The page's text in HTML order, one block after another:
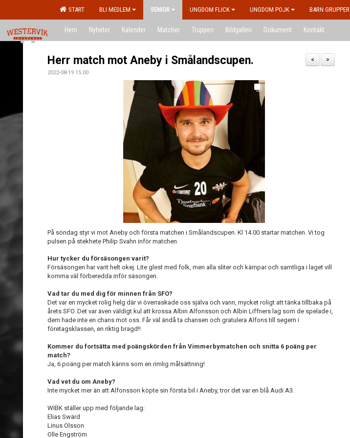
START BLI MEDLEM SENIOR UNGDOM FLICK UNGDOM POJK BARN GRUPPER
Hem Nyheter Kalender Matcher Truppen Bildgalleri Dokument Kontakt
>
<
Herr match mot Aneby i Smålandscupen.
2022-08-19 15:00
På söndag styr vi mot Aneby och första matchen i Smålandscupen. Kl 14.00 startar matchen. Vi tog
pulsen på stekhete Philip Svahn inför matchen.
Hur tycker du försäsongen varit?
Försäsongen har varit helt okej. Lite glest med folk, men alla sliter och kämpar och samtliga i laget vill
komma väl förberedda inför säsongen.
Vad tar du med dig för minnen från SFO?
Det var en mycket rolig helg där vi överraskade oss själva och vann, mycket roligt att tänka tillbaka på
årets SFO. Det var även väldigt kul att krossa Albin Alfonsson och Albin Liffners lag som de spelade i,
dem hade inte en chans mot oss. Får väl ändå ta chansen och gratulera Alfons till segern i
företagsklassen, en riktig bragd!!
Kommer du fortsätta med poängskörden från Vimmerbymatchen och snitta 6 poäng per
match?
Ja, 6 poäng per match känns som en rimlig målsättning!
Vad vet du om Aneby?
Inte mycket mer än att Alfonsson köpte sin första bil i Aneby, tror det var en blå Audi A3.
WIBK ställer upp med följande lag:
Elias Swärd
Linus Olsson
Olle Engström